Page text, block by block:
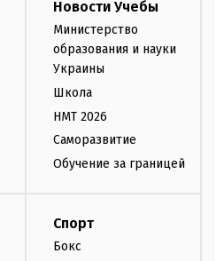
Новости Учебы
Министерство
образования и науки
Украины
Школа
НМТ 2026
Саморазвитие
Обучение за границей
Спорт
Бокс